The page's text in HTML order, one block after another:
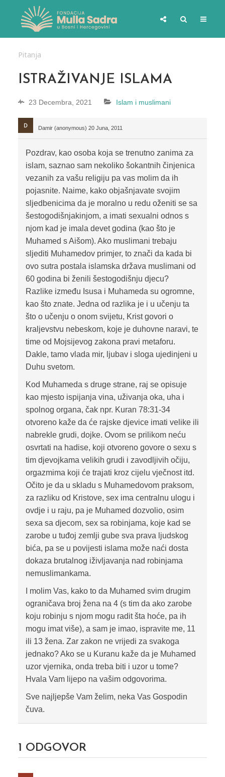
Pitanja
ISTRAŽIVANJE ISLAMA
23 Decembra, 2021 Islam i muslimani
Damir (anonymous) 20 Juna, 2011
Pozdrav, kao osoba koja se trenutno zanima za
islam, saznao sam nekoliko šokantnih činjenica
vezanih za vašu religiju pa vas molim da ih
pojasnite. Naime, kako objašnjavate svojim
sljedbenicima da je moralno u redu oženiti se sa
šestogodišnjakinjom, a imati sexualni odnos s
njom kad je imala devet godina (kao što je
Muhamed s Aišom). Ako muslimani trebaju
sljediti Muhamedov primjer, to znači da kada bi
ovo sutra postala islamska država muslimani od
60 godina bi ženili šestogodišnju djecu?
Razlike između Isusa i Muhameda su ogromne,
kao što znate. Jedna od razlika je i u učenju ta
što o učenju o onom svijetu, Krist govori o
kraljevstvu nebeskom, koje je duhovne naravi, te
time od Mojsijevog zakona pravi metaforu.
Dakle, tamo vlada mir, ljubav i sloga ujedinjeni u
Duhu svetom.
Kod Muhameda s druge strane, raj se opisuje
kao mjesto ispijanja vina, uživanja oka, uha i
spolnog organa, čak npr. Kuran 78:31-34
otvoreno kaže da će rajske djevice imati velike ili
nabrekle grudi, dojke. Ovom se prilikom neću
osvrtati na hadise, koji otvoreno govore o sexu s
tim djevojkama velikih grudi i zavodljivih očiju,
orgazmima koji će trajati kroz cijelu vječnost itd.
Očito je da u skladu s Muhamedovom praksom,
za razliku od Kristove, sex ima centralnu ulogu i
ovdje i u raju, pa je Muhamed dozvolio, osim
sexa sa djecom, sex sa robinjama, koje kad se
zarobe u tuđoj zemlji gube sva prava ljudskog
bića, pa se u povijesti islama može naći dosta
dokaza brutalnog iživljavanja nad robinjama
nemuslimankama.
I molim Vas, kako to da Muhamed svim drugim
ograničava broj žena na 4 (s tim da ako zarobe
koju robinju s njom mogu radit šta hoće, pa ih
mogu imat više), a sam je imao, ispravite me, 11
ili 13 žena. Zar zakon ne vrijedi za svakoga
jednako? Ako se u Kuranu kaže da je Muhamed
uzor vjernika, onda treba biti i uzor u tome?
Hvala Vam lijepo na vašim odgovorima.
Sve najljepše Vam želim, neka Vas Gospodin
čuva.
1 ODGOVOR